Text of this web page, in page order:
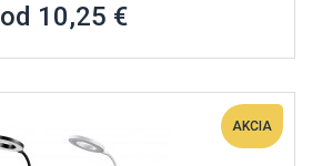
od 10,25 €
AKCIA